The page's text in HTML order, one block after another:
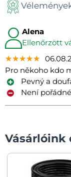
Manual
Alena
Ellenőrzött
★★★★★
★★★★★
★★★★★
Pro někoho kdo
Pevný a
Není
Vásárlóink